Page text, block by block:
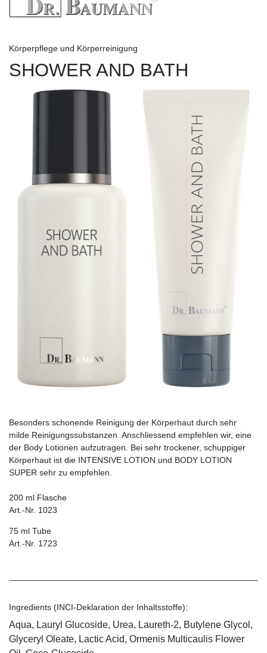
Körperpflege und Körperreinigung
SHOWER AND BATH
Besonders schonende Reinigung der Körperhaut durch sehr
milde Reinigungssubstanzen. Anschliessend empfehlen wir, eine
der Body Lotionen aufzutragen. Bei sehr trockener, schuppiger
Körperhaut ist die INTENSIVE LOTION und BODY LOTION
SUPER sehr zu empfehlen.
200 ml Flasche
Art.-Nr. 1023
75 ml Tube
Art.-Nr. 1723
Ingredients (INCI-Deklaration der Inhaltsstoffe):
Aqua, Lauryl Glucoside, Urea, Laureth-2, Butylene Glycol,
Glyceryl Oleate, Lactic Acid, Ormenis Multicaulis Flower